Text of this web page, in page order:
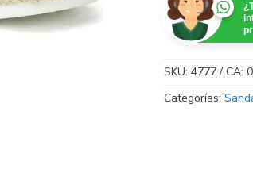
SKU: 4777 / CA:
Categorías: